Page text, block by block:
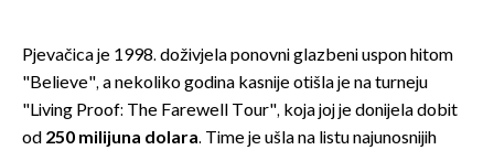
Pjevačica je 1998. doživjela ponovni glazbeni uspon hitom
"Believe", a nekoliko godina kasnije otišla je na turneju
"Living Proof: The Farewell Tour", koja joj je donijela dobit
od 250 milijuna dolara. Time je ušla na listu najunosnijih